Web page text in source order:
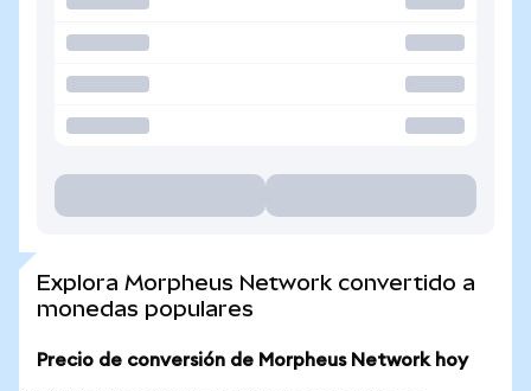
Explora Morpheus Network convertido a
monedas populares
Precio de conversión de Morpheus Network hoy